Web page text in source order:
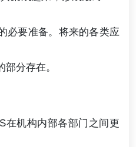
必要准备。将来的各类应
分存在。
在机构内部各部门之间更